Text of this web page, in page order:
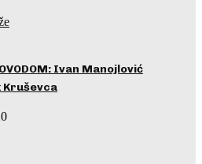
Ivan Manojlović
Kruševca